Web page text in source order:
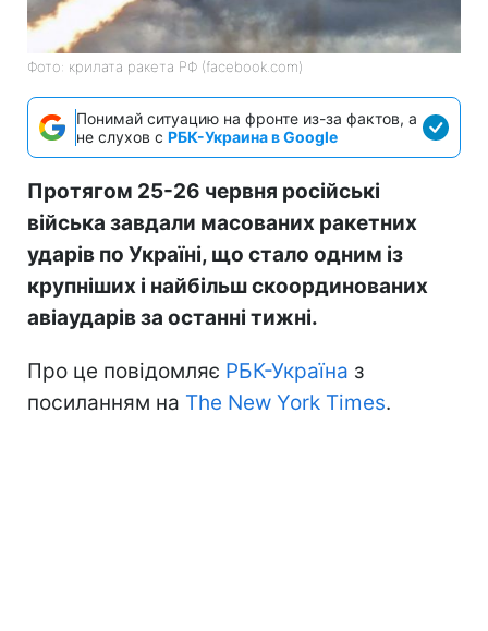
Фото: крилата ракета РФ (facebook.com)
Понимай ситуацию на фронте из-за фактов, а
не слухов с РБК-Украина в Google
Протягом 25-26 червня російські
війська завдали масованих ракетних
ударів по Україні, що стало одним із
крупніших і найбільш скоординованих
авіаударів за останні тижні.
Про це повідомляє РБК-Україна з
посиланням на The New York Times.